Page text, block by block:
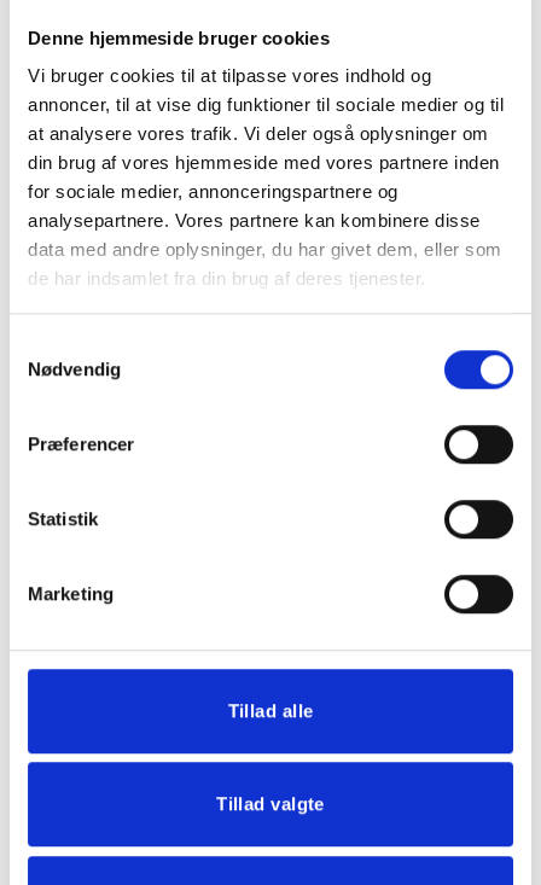
Denne hjemmeside bruger cookies
Vi bruger cookies til at tilpasse vores indhold og
annoncer, til at vise dig funktioner til sociale medier og til
at analysere vores trafik. Vi deler også oplysninger om
din brug af vores hjemmeside med vores partnere inden
for sociale medier, annonceringspartnere og
analysepartnere. Vores partnere kan kombinere disse
data med andre oplysninger, du har givet dem, eller som
de har indsamlet fra din brug af deres tjenester.
Nødvendig
Præferencer
Statistik
Marketing
Tillad alle
Tillad valgte
Frichsvej 59, DK-8464 Galten
CVR nr. 17075446
Fredag:
08:00 - 15:00
OVERBLIK
Produkter